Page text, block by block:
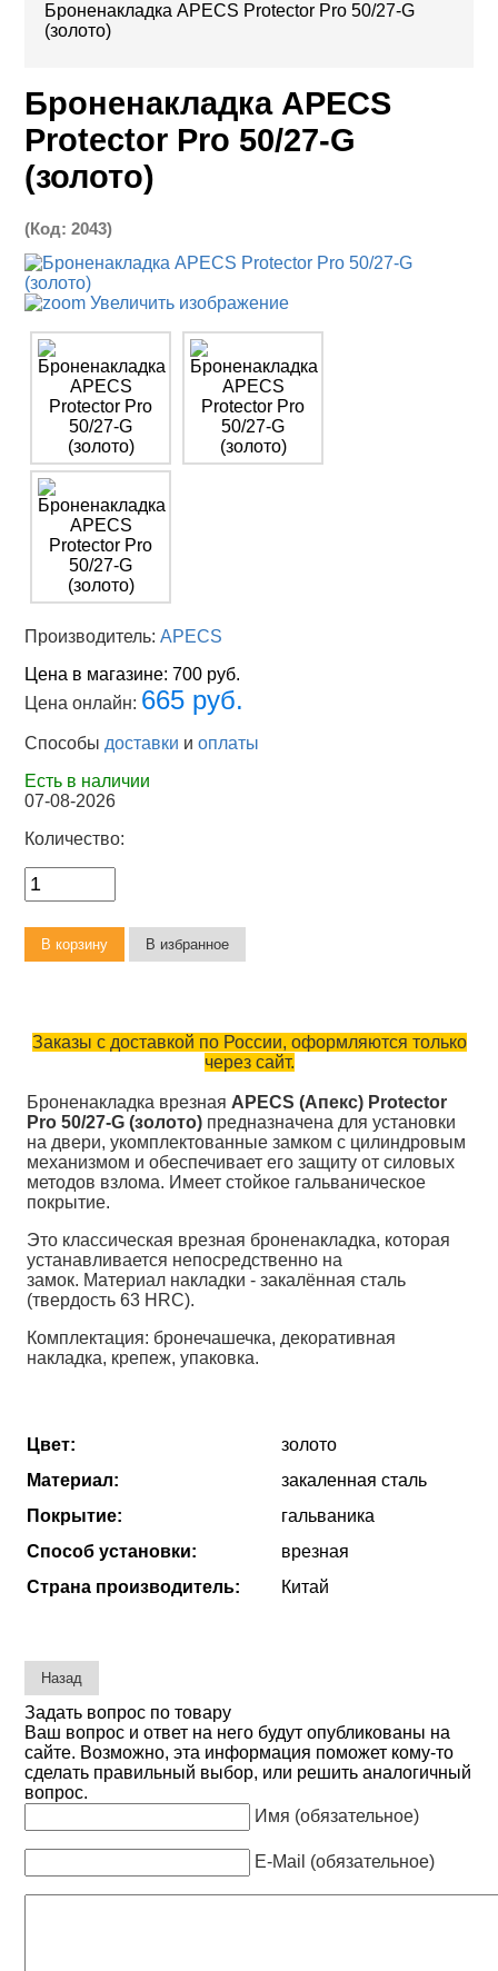
Броненакладка APECS Protector Pro 50/27-G
(золото)
Броненакладка APECS
Protector Pro 50/27-G
(золото)
(Код:2043)
Увеличить изображение
Производитель:APECS
Цена в магазине:700 руб.
Цена онлайн: 665 руб.
Способы доставки иоплаты
Есть в наличии
07-08-2026
Количество:
Заказы с доставкой по России, оформляются только
через сайт.
Броненакладка врезная APECS (Апекс) Protector
Pro 50/27-G (золото) предназначена для установки
на двери, укомплектованные замком с цилиндровым
механизмом и обеспечивает его защиту от силовых
методов взлома. Имеет стойкое гальваническое
покрытие.
Это классическая врезная броненакладка, которая
устанавливается непосредственно на
замок. Материал накладки - закалённая сталь
(твердость 63 HRC).
Комплектация: бронечашечка, декоративная
накладка, крепеж, упаковка.
Цвет:
золото
Материал:
закаленная сталь
Покрытие:
гальваника
Способ установки:
врезная
Страна производитель:
Китай
Задать вопрос по товару
Ваш вопрос и ответ на него будут опубликованы на
сайте. Возможно, эта информация поможет кому-то
сделать правильный выбор, или решить аналогичный
вопрос.
Имя (обязательное)
E-Mail (обязательное)